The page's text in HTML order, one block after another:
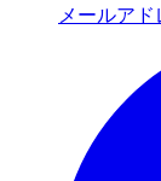
メールア